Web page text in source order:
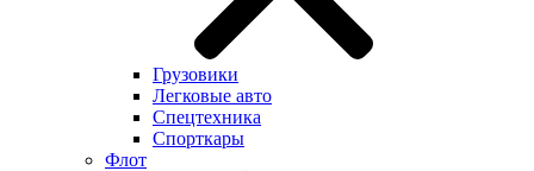
Грузовики
Легковые авто
Спецтехника
Спорткары
Флот